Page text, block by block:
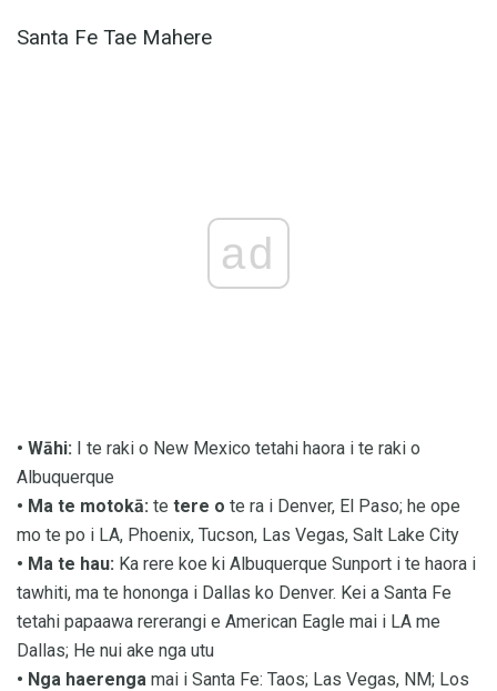
Santa Fe Tae Mahere
ad
• Wāhi: I te raki o New Mexico tetahi haora i te raki o
Albuquerque
• Ma te motokā: te tere o te ra i Denver, El Paso; he ope
mo te po i LA, Phoenix, Tucson, Las Vegas, Salt Lake City
• Ma te hau: Ka rere koe ki Albuquerque Sunport i te haora i
tawhiti, ma te hononga i Dallas ko Denver. Kei a Santa Fe
tetahi papaawa rererangi e American Eagle mai i LA me
Dallas; He nui ake nga utu
• Nga haerenga mai i Santa Fe: Taos; Las Vegas, NM; Los